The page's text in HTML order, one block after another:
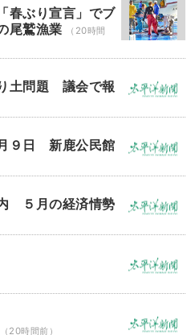
春ぶり宣言」でブ
尾鷲漁業
（20時間
土問題 議会で報
９日 新鹿公民館
５月の経済情勢
（20時間前）